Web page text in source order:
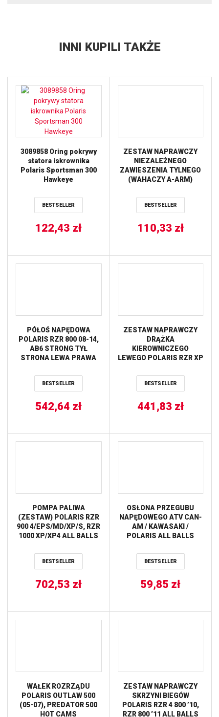
INNI KUPILI TAKŻE
3089858 Oring pokrywy
statora iskrownika
Polaris Sportsman 300
Hawkeye
BESTSELLER
122,43 zł
ZESTAW NAPRAWCZY
NIEZALEŻNEGO
ZAWIESZENIA TYLNEGO
(WAHACZY A-ARM)
550X2 (10) ALL BALLS
BESTSELLER
110,33 zł
PÓŁOŚ NAPĘDOWA
POLARIS RZR 800 08-14,
AB6 STRONG TYŁ
STRONA LEWA PRAWA
BESTSELLER
542,64 zł
ZESTAW NAPRAWCZY
DRĄŻKA
KIEROWNICZEGO
LEWEGO POLARIS RZR XP
BESTSELLER
441,83 zł
POMPA PALIWA
(ZESTAW) POLARIS RZR
900 4/EPS/MD/XP/S, RZR
1000 XP/XP4 ALL BALLS
BESTSELLER
702,53 zł
OSŁONA PRZEGUBU
NAPĘDOWEGO ATV CAN-
AM / KAWASAKI /
POLARIS ALL BALLS
BESTSELLER
59,85 zł
WAŁEK ROZRZĄDU
POLARIS OUTLAW 500
(05-07), PREDATOR 500
HOT CAMS
ZESTAW NAPRAWCZY
SKRZYNI BIEGÓW
POLARIS RZR 4 800 ’10,
RZR 800 ’11 ALL BALLS